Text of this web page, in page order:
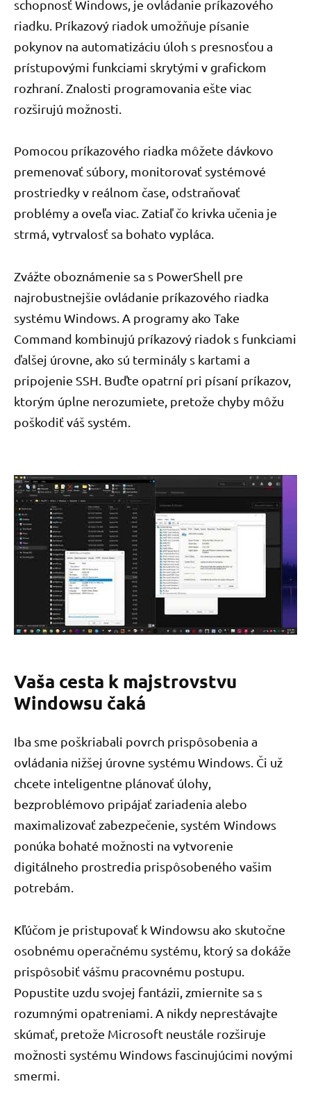
schopnosť Windows, je ovládanie príkazového
riadku. Príkazový riadok umožňuje písanie
pokynov na automatizáciu úloh s presnosťou a
prístupovými funkciami skrytými v grafickom
rozhraní. Znalosti programovania ešte viac
rozširujú možnosti.
Pomocou príkazového riadka môžete dávkovo
premenovať súbory, monitorovať systémové
prostriedky v reálnom čase, odstraňovať
problémy a oveľa viac. Zatiaľ čo krivka učenia je
strmá, vytrvalosť sa bohato vypláca.
Zvážte oboznámenie sa s PowerShell pre
najrobustnejšie ovládanie príkazového riadka
systému Windows. A programy ako Take
Command kombinujú príkazový riadok s funkciami
ďalšej úrovne, ako sú terminály s kartami a
pripojenie SSH. Buďte opatrní pri písaní príkazov,
ktorým úplne nerozumiete, pretože chyby môžu
poškodiť váš systém.
Vaša cesta k majstrovstvu
Windowsu čaká
Iba sme poškriabali povrch prispôsobenia a
ovládania nižšej úrovne systému Windows. Či už
chcete inteligentne plánovať úlohy,
bezproblémovo pripájať zariadenia alebo
maximalizovať zabezpečenie, systém Windows
ponúka bohaté možnosti na vytvorenie
digitálneho prostredia prispôsobeného vašim
potrebám.
Kľúčom je pristupovať k Windowsu ako skutočne
osobnému operačnému systému, ktorý sa dokáže
prispôsobiť vášmu pracovnému postupu.
Popustite uzdu svojej fantázii, zmiernite sa s
rozumnými opatreniami. A nikdy neprestávajte
skúmať, pretože Microsoft neustále rozširuje
možnosti systému Windows fascinujúcimi novými
smermi.